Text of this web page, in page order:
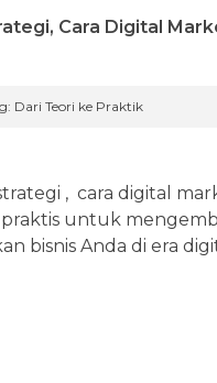
Cara Digital
Dari Teori ke Praktik
, cara digital
untuk
bisnis Anda di era